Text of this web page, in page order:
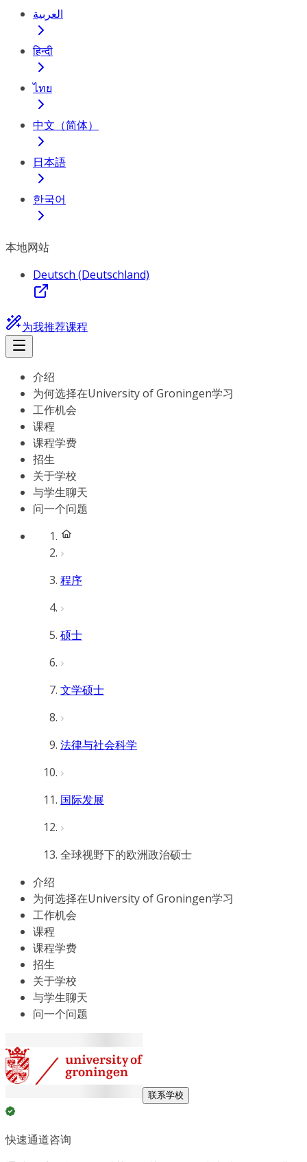
العربية
हिन्दी
ไทย
中文（简体）
日本語
한국어
本地网站
Deutsch (Deutschland)
为我推荐课程
介绍
为何选择在University of Groningen学习
工作机会
课程
课程学费
招生
关于学校
与学生聊天
问一个问题
程序
硕士
文学硕士
法律与社会科学
国际发展
全球视野下的欧洲政治硕士
介绍
为何选择在University of Groningen学习
工作机会
课程
课程学费
招生
关于学校
与学生聊天
问一个问题
联系学校
快速通道咨询